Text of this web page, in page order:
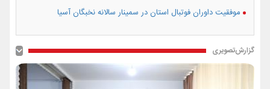
موفقیت داوران فوتبال استان در سمینار سالانه نخبگان آسیا
گزارش‌تصویری